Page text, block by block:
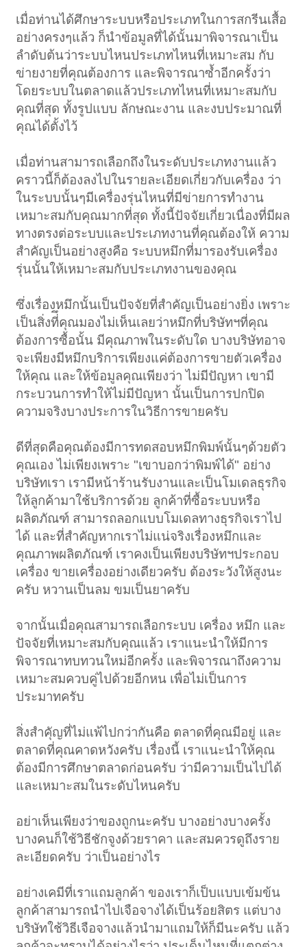
เมื่อท่านได้ศึกษาระบบหรือประเภทในการสกรีนเสื้อ
อย่างครงๆแล้ว ก็นำข้อมูลที่ได้นั้นมาพิจารณาเป็น
ลำดับต้นว่าระบบไหนประเภทไหนที่เหมาะสม กับ
ข่ายงายที่คุณต้องการ และพิจารณาซ้ำอีกครั้งว่า
โดยระบบในตลาดแล้วประเภทไหนที่เหมาะสมกับ
คุณที่สุด ทั้งรูปแบบ ลักษณะงาน และงบประมาณที่
คุณได้ตั้งไว้
เมื่อท่านสามารถเลือกถึงในระดับประเภทงานแล้ว
คราวนี้ก็ต้องลงไปในรายละเอียดเกี่ยวกับเครื่อง ว่า
ในระบบนั้นๆมีเครื่องรุ่นไหนที่มีข่ายการทำงาน
เหมาะสมกับคุณมากที่สุด ทั้งนี้ปัจจัยเกี่ยวเนื่องที่มีผล
ทางตรงต่อระบบและประเภทงานที่คุณต้องให้ ความ
สำคัญเป็นอย่างสูงคือ ระบบหมึกที่มารองรับเครื่อง
รุ่นนั้นให้เหมาะสมกับประเภทงานของคุณ
ซึ่งเรื่องหมึกนั้นเป็นปัจจัยที่สำคัญเป็นอย่างยิ่ง เพราะ
เป็นสิ่งที่ึคุณมองไม่เห็นเลยว่าหมึกที่บริษัทฯที่คุณ
ต้องการซื้อนั้น มีคุณภาพในระดับใด บางบริษัทอาจ
จะเพียงมีหมึกบริการเพียงแค่ต้องการขายตัวเครื่อง
ให้คุณ และให้ข้อมูลคุณเพียงว่า ไม่มีปัญหา เขามี
กระบวนการทำให้ไม่มีปัญหา นั้นเป็นการปกปิด
ความจริงบางประการในวิธีการขายครับ
ดีที่สุดคือคุณต้องมีการทดสอบหมึกพิมพ์นั้นๆด้วยตัว
คุณเอง ไม่เพียงเพราะ "เขาบอกว่าพิมพ์ได้" อย่าง
บริษัทเรา เรามีหน้าร้านรับงานและเป็นโมเดลธุรกิจ
ให้ลูกค้ามาใช้บริการด้วย ลูกค้าที่ซื้อระบบหรือ
ผลิตภัณฑ์ สามารถลอกแบบโมเดลทางธุรกิจเราไป
ได้ และที่สำคัญหากเราไม่แน่จริงเรื่องหมึกและ
คุณภาพผลิตภัณฑ์ เราคงเป็นเพียงบริษัทฯประกอบ
เครื่อง ขายเครื่องอย่างเดียวครับ ต้องระวังให้สูงนะ
ครับ หวานเป็นลม ขมเป็นยาครับ
จากนั้นเมื่อคุณสามารถเลือกระบบ เครื่อง หมึก และ
ปัจจัยที่เหมาะสมกับคุณแล้ว เราแนะนำให้มีการ
พิจารณาทบทวนใหม่อีกครั้ง และพิจารณาถึงความ
เหมาะสมควบคู่ไปด้วยอีกหน เพื่อไม่เป็นการ
ประมาทครับ
สิ่งสำคัุญที่ไม่แพ้ไปกว่ากันคือ ตลาดที่คุณมีอยู่ และ
ตลาดที่คุณคาดหวังครับ เรื่องนี้ เราแนะนำให้คุณ
ต้องมีการศึกษาตลาดก่อนครับ ว่ามีความเป็นไปได้
และเหมาะสมในระดับไหนครับ
อย่าเห็นเพียงว่าของถูกนะครับ บางอย่างบางครั้ง
บางคนก็ใช้วิธีชักจูงด้วยราคา และสมควรดูถึงราย
ละเอียดครับ ว่าเป็นอย่างไร
อย่างเคมีที่เราแถมลูกค้า ของเราก็เป็บแบบเข้มข้น
ลูกค้าสามารถนำไปเจือจางได้เป็นร้อยสิตร แต่บาง
บริษัทใช้วิธีเจือจางแล้วนำมาแถมให้ก็มีนะครับ แล้ว